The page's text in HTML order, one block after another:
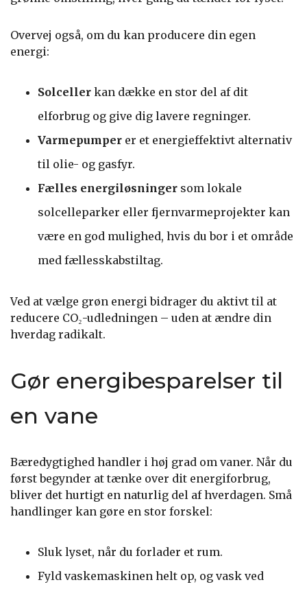
Overvej også, om du kan producere din egen
energi:
Solceller kan dække en stor del af dit
elforbrug og give dig lavere regninger.
Varmepumper er et energieffektivt alternativ
til olie- og gasfyr.
Fælles energiløsninger som lokale
solcelleparker eller fjernvarmeprojekter kan
være en god mulighed, hvis du bor i et område
med fællesskabstiltag.
Ved at vælge grøn energi bidrager du aktivt til at
reducere CO₂-udledningen – uden at ændre din
hverdag radikalt.
Gør energibesparelser til
en vane
Bæredygtighed handler i høj grad om vaner. Når du
først begynder at tænke over dit energiforbrug,
bliver det hurtigt en naturlig del af hverdagen. Små
handlinger kan gøre en stor forskel:
Sluk lyset, når du forlader et rum.
Fyld vaskemaskinen helt op, og vask ved